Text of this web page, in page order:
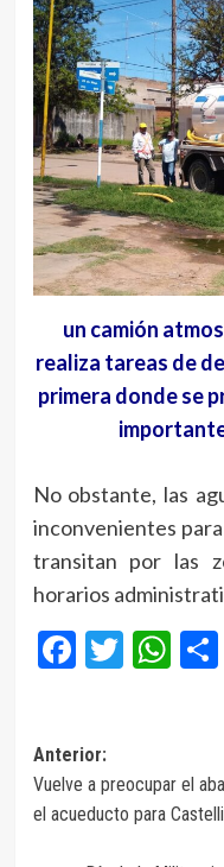
un camión
realiza tareas de
primera donde se
No obstante, las
inconvenientes
transitan por las
horarios
Facebook
Twitter
Navegación
de
entradas
Anterior:
Vuelve a preocupar el
el acueducto para Castelli